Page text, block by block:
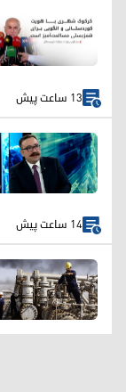
13 ساعت پیش
14 ساعت پیش